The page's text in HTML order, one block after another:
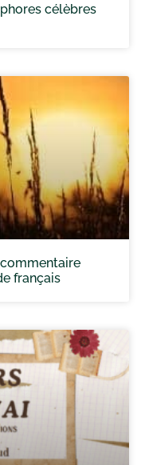
célèbres
français